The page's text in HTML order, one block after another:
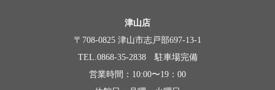
津山店
〒708-0825 津山市志戸部697-13-1
TEL.0868-35-2838 駐車場完備
営業時間：10:00〜19：00